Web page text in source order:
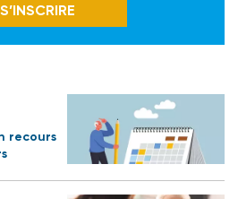
S’INSCRIRE
recours